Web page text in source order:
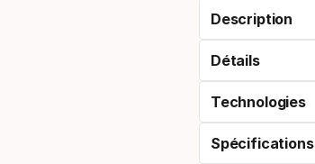
Description
Détails
Technologies
Spécifications